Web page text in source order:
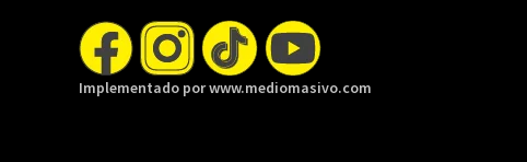
Implementado por www.mediomasivo.com